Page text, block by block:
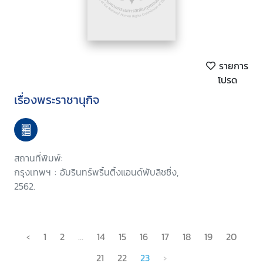
รายการ
โปรด
เรื่องพระราชานุกิจ
สถานที่พิมพ์:
กรุงเทพฯ : อัมรินทร์พริ้นติ้งแอนด์พับลิชชิ่ง,
2562.
‹ 1 2 ... 14 15 16 17 18 19
20
21
22 23 ›